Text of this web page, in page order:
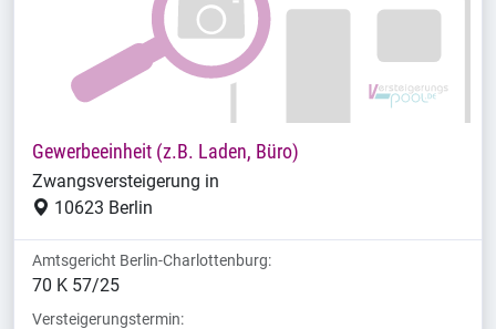
Gewerbeeinheit (z.B. Laden, Büro)
Zwangsversteigerung in
10623 Berlin
Amtsgericht Berlin-Charlottenburg:
70 K 57/25
Versteigerungstermin: